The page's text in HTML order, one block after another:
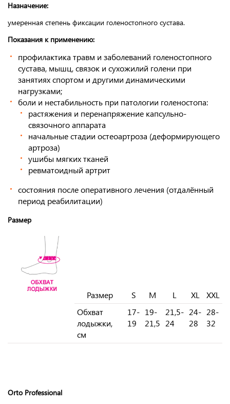
Назначение:
умеренная степень фиксации голеностопного сустава.
Показания к применению:
профилактика травм и заболеваний голеностопного
сустава, мышц, связок и сухожилий голени при
занятиях спортом и другими динамическими
нагрузками;
боли и нестабильность при патологии голеностопа:
растяжения и перенапряжение капсульно-
связочного аппарата
начальные стадии остеоартроза (деформирующего
артроза)
ушибы мягких тканей
ревматоидный артрит
состояния после оперативного лечения (отдалённый
период реабилитации)
Размер
Размер S M L XL
XXL
Обхват
лодыжки,
см
17-
19
19-
21,5
21,5-
24
24-
28
28-
32
Orto Professional